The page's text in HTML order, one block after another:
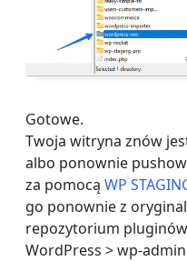
Gotowe.
Twoja witryna znów
albo ponownie
za pomocą WP
go ponownie z
repozytorium
WordPress > wp-